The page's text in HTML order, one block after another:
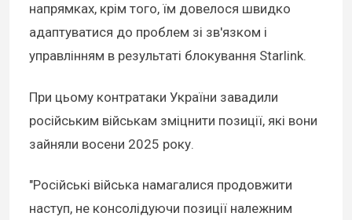
напрямках, крім того, їм довелося швидко
адаптуватися до проблем зі зв'язком і
управлінням в результаті блокування Starlink.
При цьому контратаки України завадили
російським військам зміцнити позиції, які вони
зайняли восени 2025 року.
"Російські війська намагалися продовжити
наступ, не консолідуючи позиції належним